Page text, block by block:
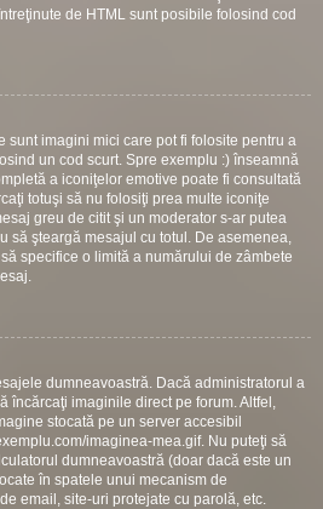
de HTML sunt posibile folosind cod
sunt imagini mici care pot fi folosite pentru a
un cod scurt. Spre exemplu :) înseamnă
a iconiţelor emotive poate fi consultată
totuşi să nu folosiţi prea multe iconiţe
greu de citit şi un moderator s-ar putea
să şteargă mesajul cu totul. De asemenea,
specifice o limită a numărului de zâmbete
dumneavoastră. Dacă administratorul a
încărcaţi imaginile direct pe forum. Altfel,
stocată pe un server accesibil
imaginea-mea.gif. Nu puteţi să
dumneavoastră (doar dacă este un
în spatele unui mecanism de
email, site-uri protejate cu parolă, etc.